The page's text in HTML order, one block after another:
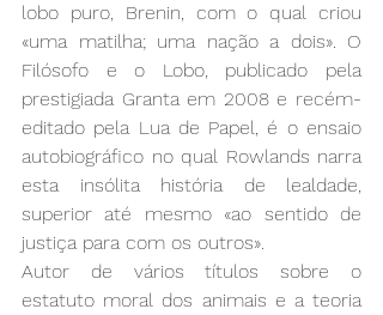
lobo puro, Brenin, com o qual criou
«uma matilha; uma nação a dois». O
Filósofo e o Lobo, publicado pela
prestigiada Granta em 2008 e recém-
editado pela Lua de Papel, é o ensaio
autobiográfico no qual Rowlands narra
esta insólita história de lealdade,
superior até mesmo «ao sentido de
justiça para com os outros».
Autor de vários títulos sobre o
estatuto moral dos animais e a teoria